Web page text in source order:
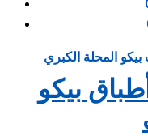
المحلة الكبري
بيكو